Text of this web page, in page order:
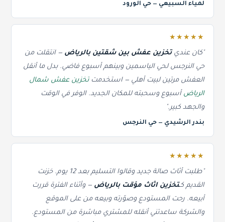
لمياء السبيعي — حي الورود
★★★★★
"كان عنديتخزين عفش بين شقتين بالرياض — انتقلت من
حي النرجس لحي الياسمين وبينهم أسبوع فاضي. بدل ما أنقل
العفش مرتين لبيت أهلي — استخدمتتخزين عفش شمال
الرياض أسبوع وسحبته للمكان الجديد. الوفر في الوقت
والجهد كبير."
بندر الرشيدي — حي النرجس
★★★★★
"طلبت أثاث صالة جديد وقالوا التسليم بعد 12 يوم. خزنت
القديم كـتخزين اثاث مؤقت بالرياض — وأثناء الفترة قررت
أبيعه. رحت المستودع وصوّرته وبيعه من على الموقع
والشركة ساعدتني أنقله للمشتري مباشرة من المستودع.